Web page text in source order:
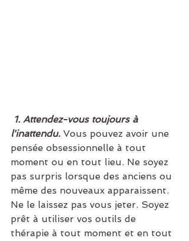
1. Attendez-vous toujours à
l'inattendu. Vous pouvez avoir une
pensée obsessionnelle à tout
moment ou en tout lieu. Ne soyez
pas surpris lorsque des anciens ou
même des nouveaux apparaissent.
Ne le laissez pas vous jeter. Soyez
prêt à utiliser vos outils de
thérapie à tout moment et en tout